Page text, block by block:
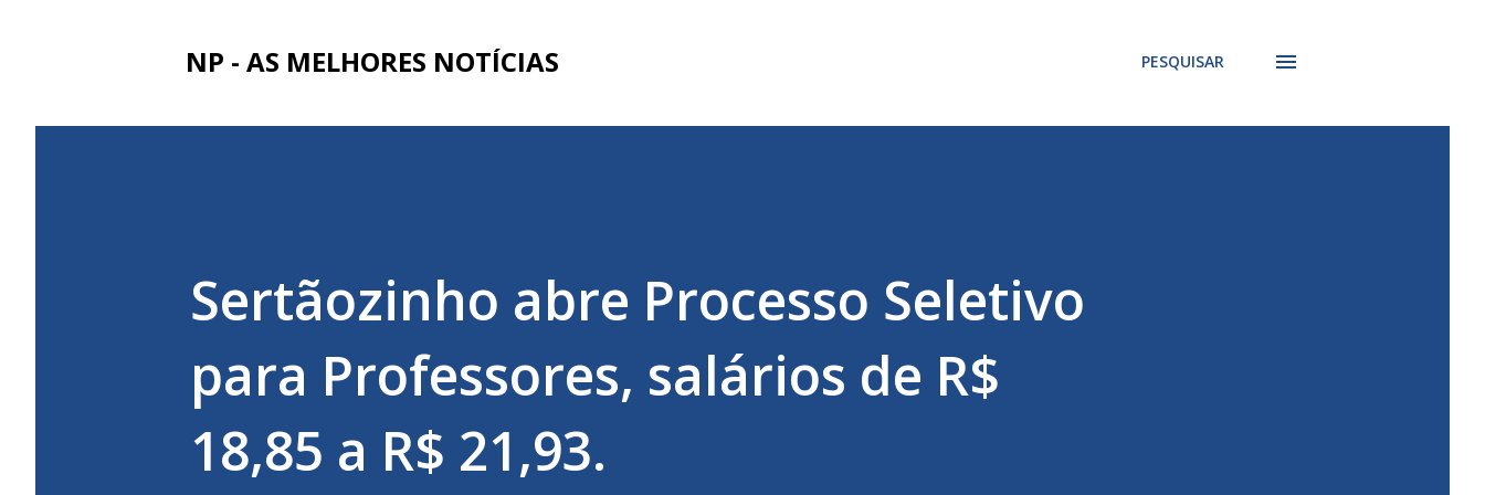
NP - AS MELHORES NOTÍCIAS PESQUISAR
Sertãozinho abre Processo Seletivo
para Professores, salários de R$
18,85 a R$ 21,93.